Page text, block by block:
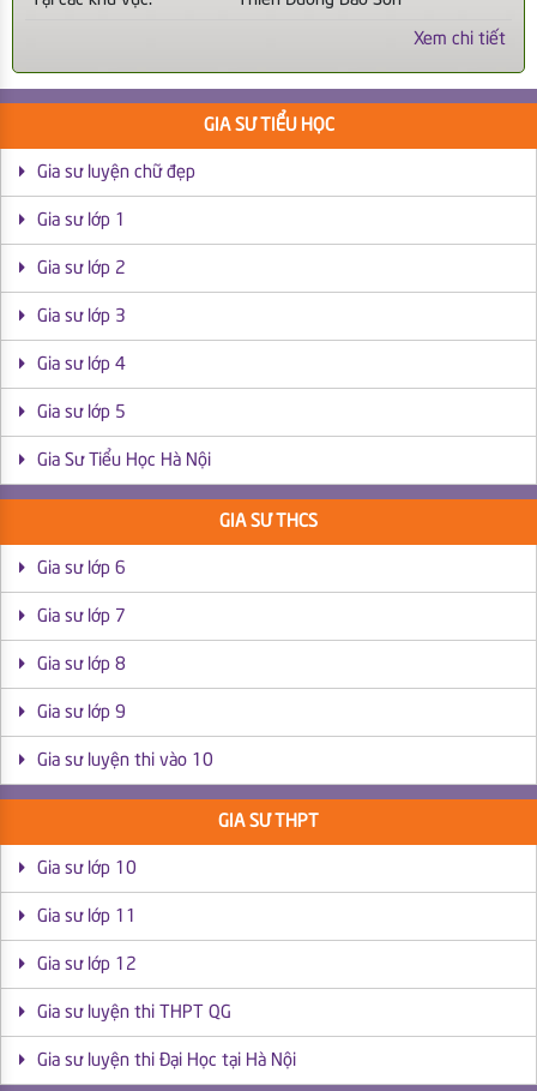
Xem chi tiết
GIA SƯ TIỂU HỌC
Gia sư luyện chữ đẹp
Gia sư lớp 1
Gia sư lớp 2
Gia sư lớp 3
Gia sư lớp 4
Gia sư lớp 5
Gia Sư Tiểu Học Hà Nội
GIA SƯ THCS
Gia sư lớp 6
Gia sư lớp 7
Gia sư lớp 8
Gia sư lớp 9
Gia sư luyện thi vào 10
GIA SƯ THPT
Gia sư lớp 10
Gia sư lớp 11
Gia sư lớp 12
Gia sư luyện thi THPT QG
Gia sư luyện thi Đại Học tại Hà Nội